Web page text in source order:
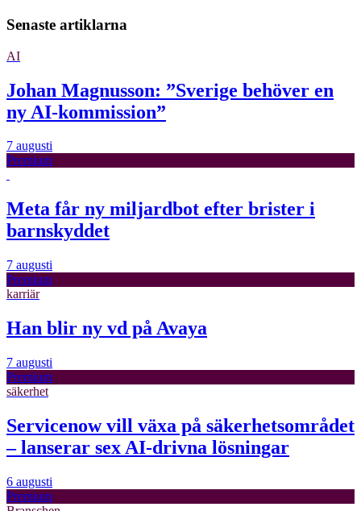
Senaste artiklarna
AI
Johan Magnusson: ”Sverige behöver en
ny AI-kommission”
7 augusti
Premium
Meta får ny miljardbot efter brister i
barnskyddet
7 augusti
Premium
karriär
Han blir ny vd på Avaya
7 augusti
Premium
säkerhet
Servicenow vill växa på säkerhetsområdet
– lanserar sex AI-drivna lösningar
6 augusti
Premium